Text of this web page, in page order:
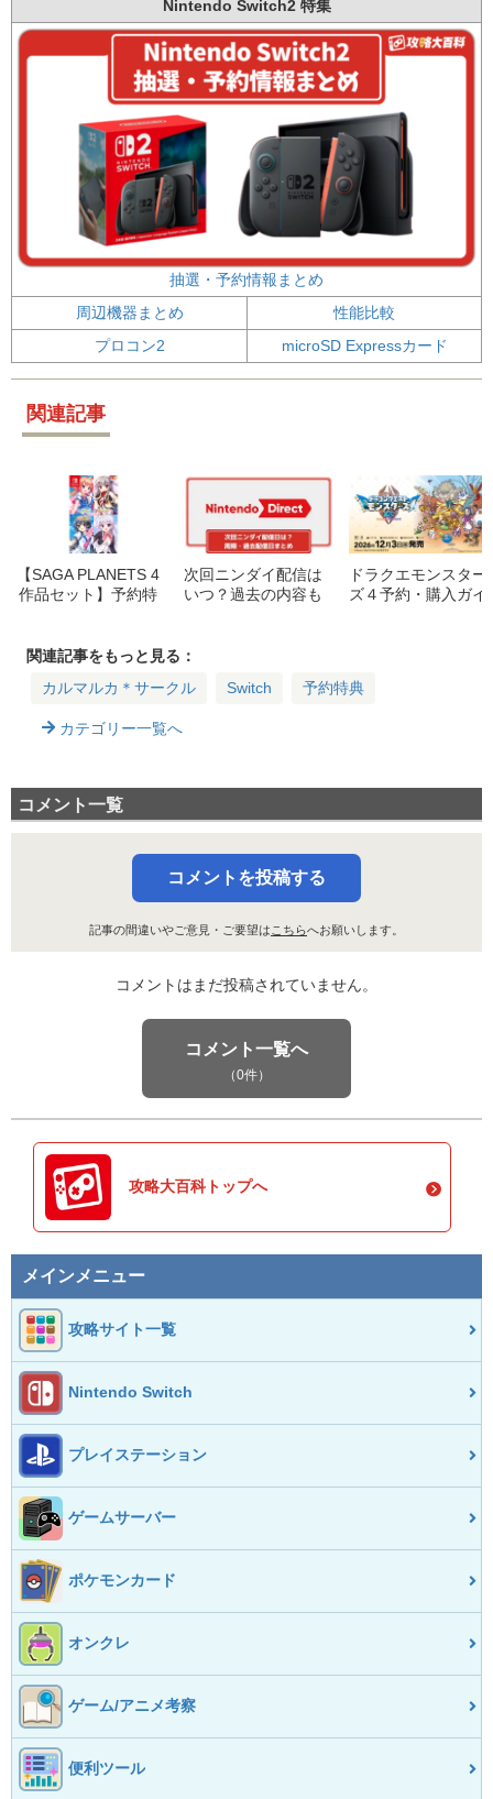
Nintendo Switch2 特集
抽選・予約情報まとめ
周辺機器まとめ
性能比較
プロコン2
microSD Expressカード
関連記事
【SAGA PLANETS 4
作品セット】予約特
次回ニンダイ配信は
いつ？過去の内容も
ドラクエモンスター
ズ４予約・購入ガイ
関連記事をもっと見る：
カルマルカ＊サークル
Switch 予約特典
カテゴリー一覧へ
コメント一覧
コメントを投稿する
記事の間違いやご意見・ご要望は こちらへお願いします。
コメントはまだ投稿されていません。
コメント一覧へ
（0件）
攻略大百科トップへ
メインメニュー
攻略サイト一覧
Nintendo Switch
プレイステーション
ゲームサーバー
ポケモンカード
オンクレ
ゲーム/アニメ考察
便利ツール